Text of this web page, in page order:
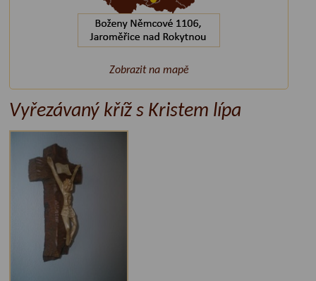
Zobrazit na mapě
Vyřezávaný kříž s Kristem lípa